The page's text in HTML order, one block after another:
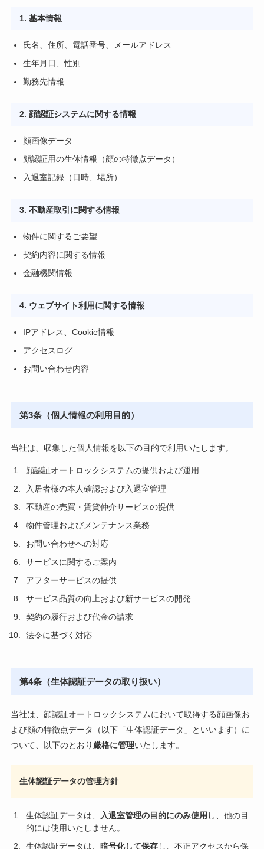
1. 基本情報
氏名、住所、電話番号、メールアドレス
生年月日、性別
勤務先情報
2. 顔認証システムに関する情報
顔画像データ
顔認証用の生体情報（顔の特徴点データ）
入退室記録（日時、場所）
3. 不動産取引に関する情報
物件に関するご要望
契約内容に関する情報
金融機関情報
4. ウェブサイト利用に関する情報
IPアドレス、Cookie情報
アクセスログ
お問い合わせ内容
第3条（個人情報の利用目的）
当社は、収集した個人情報を以下の目的で利用いたします。
顔認証オートロックシステムの提供および運用
入居者様の本人確認および入退室管理
不動産の売買・賃貸仲介サービスの提供
物件管理およびメンテナンス業務
お問い合わせへの対応
サービスに関するご案内
アフターサービスの提供
サービス品質の向上および新サービスの開発
契約の履行および代金の請求
法令に基づく対応
第4条（生体認証データの取り扱い）
当社は、顔認証オートロックシステムにおいて取得する顔画像お
よび顔の特徴点データ（以下「生体認証データ」といいます）に
ついて、以下のとおり 厳格に管理いたします。
生体認証データの管理方針
生体認証データは、 入退室管理の目的にのみ使用 し、他の目
的には使用いたしません。
生体認証データは、 暗号化して保存し、不正アクセスから保